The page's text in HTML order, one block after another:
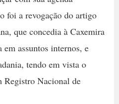
foi a revogação do artigo
que concedia à Caxemira
assuntos internos, e
tendo em vista o
Registro Nacional de